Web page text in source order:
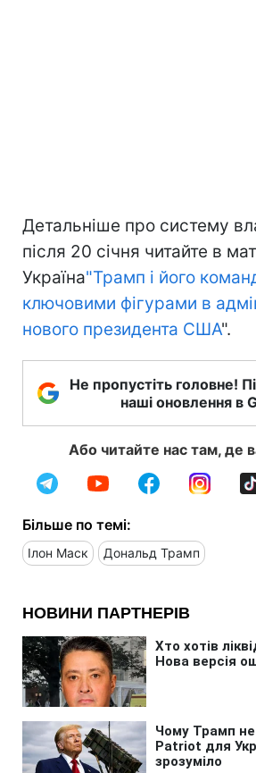
Детальніше про систему
після 20 січня читайте в
Україна"Трамп і його
ключовими фігурами в
нового президента США".
Не пропустіть головне!
наші оновлення в
Або читайте нас там, де
Більше по темі:
Ілон Маск Дональд Трамп